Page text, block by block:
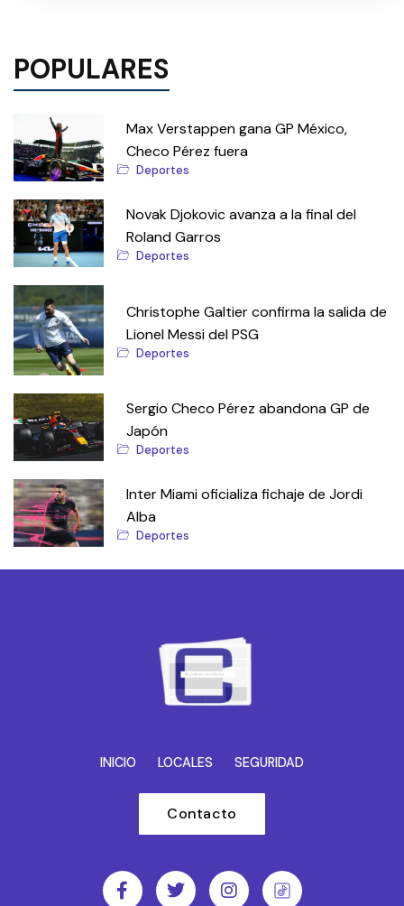
POPULARES
Max Verstappen gana GP México,
Checo Pérez fuera
Deportes
Novak Djokovic avanza a la final del
Roland Garros
Deportes
Christophe Galtier confirma la salida de
Lionel Messi del PSG
Deportes
Sergio Checo Pérez abandona GP de
Japón
Deportes
Inter Miami oficializa fichaje de Jordi
Alba
Deportes
INICIO LOCALES SEGURIDAD
Contacto